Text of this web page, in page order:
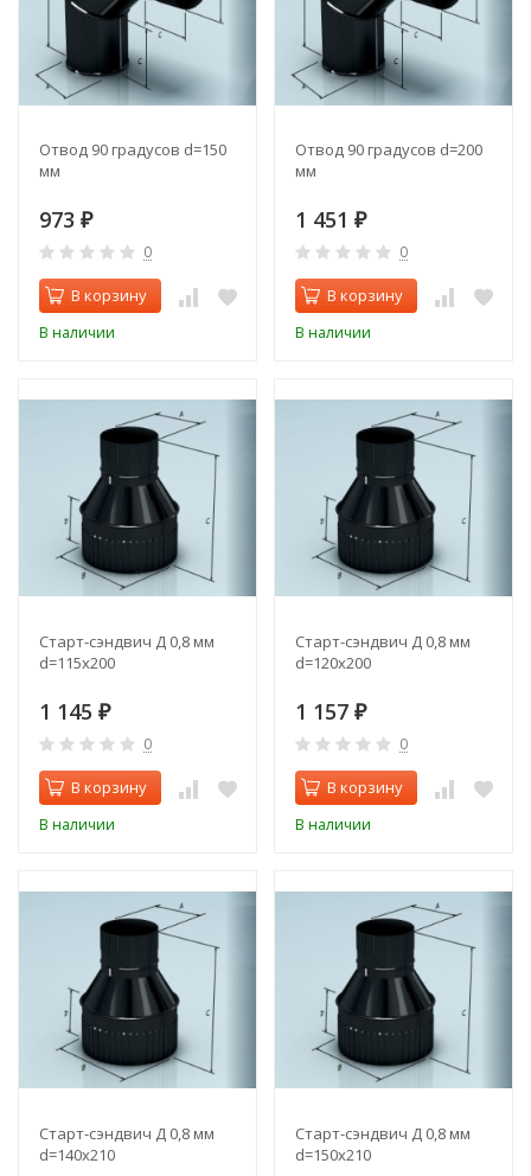
Отвод 90 градусов d=150
мм
973 ₽
0
В корзину
В наличии
Отвод 90 градусов d=200
мм
1 451 ₽
0
В корзину
В наличии
Старт-сэндвич Д 0,8 мм
d=115х200
1 145 ₽
0
В корзину
В наличии
Старт-сэндвич Д 0,8 мм
d=120х200
1 157 ₽
0
В корзину
В наличии
Старт-сэндвич Д 0,8 мм
d=140х210
Старт-сэндвич Д 0,8 мм
d=150х210